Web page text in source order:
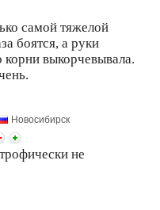
самой тяжелой
боятся, а руки
корни выкорчевывала.
Новосибирск
не